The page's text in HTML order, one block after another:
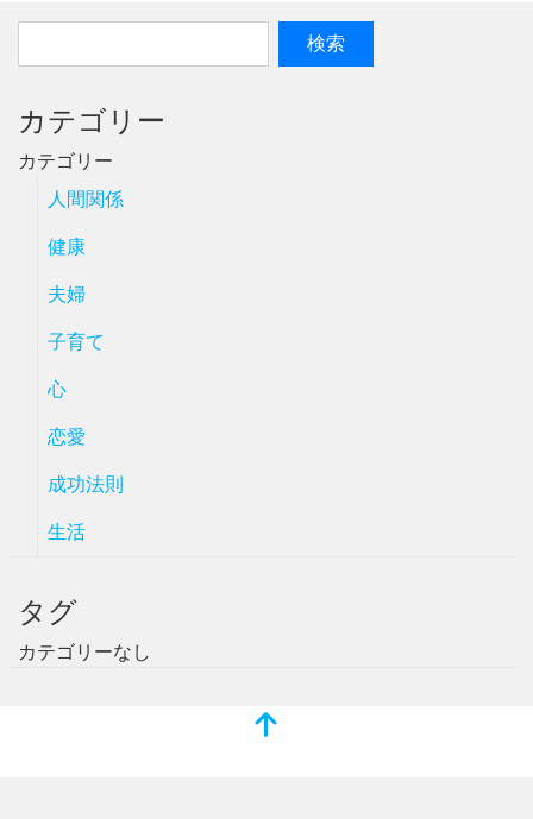
カテゴリー
カテゴリー
人間関係
健康
夫婦
子育て
心
恋愛
成功法則
生活
タグ
カテゴリーなし